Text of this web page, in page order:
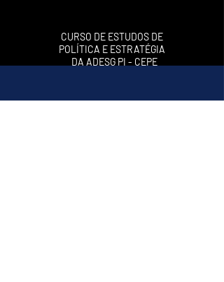
CURSO DE ESTUDOS DE
POLÍTICA E ESTRATÉGIA
DA ADESG PI - CEPE